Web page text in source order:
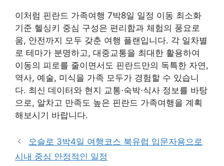
이처럼 핀란드 가족여행 7박8일 일정 이동 최소화
기준 헬싱키 중심 구성은 편리함과 체험의 풍요로
움, 안전까지 모두 갖춘 여행 플랜입니다. 각 일차별
로 테마가 분명하고, 대중교통을 최대한 활용하여
이동의 피로를 줄이면서도 핀란드만의 독특한 자연,
역사, 예술, 미식을 가족 모두가 경험할 수 있습니
다. 최신 데이터와 현지 교통·숙박·식사 정보를 바탕
으로, 알차고 만족도 높은 핀란드 가족여행을 계획
해보시기 바랍니다.
오슬로 3박4일 여행코스 북유럽 입문자용으로
시내 중심 안정적인 일정